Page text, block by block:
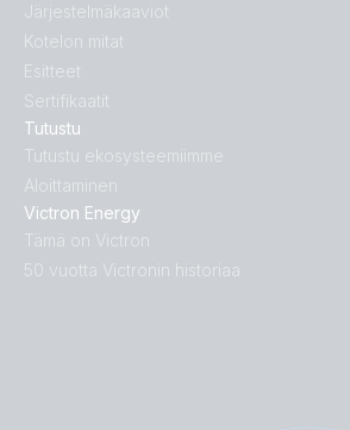
Tutustu
Tutustu ekosysteemiimme
Aloittaminen
Victron Energy
Tämä on Victron
50 vuotta Victronin historiaa
Järjestelmäkaaviot
Kotelon mitat
Esitteet
Sertifikaatit